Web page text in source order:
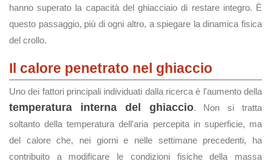
hanno superato la capacità del ghiacciaio di restare integro. È
questo passaggio, più di ogni altro, a spiegare la dinamica fisica
del crollo.
Il calore penetrato nel ghiaccio
Uno dei fattori principali individuati dalla ricerca è l'aumento della
temperatura interna del ghiaccio. Non si tratta
soltanto della temperatura dell'aria percepita in superficie, ma
del calore che, nei giorni e nelle settimane precedenti, ha
contribuito a modificare le condizioni fisiche della massa